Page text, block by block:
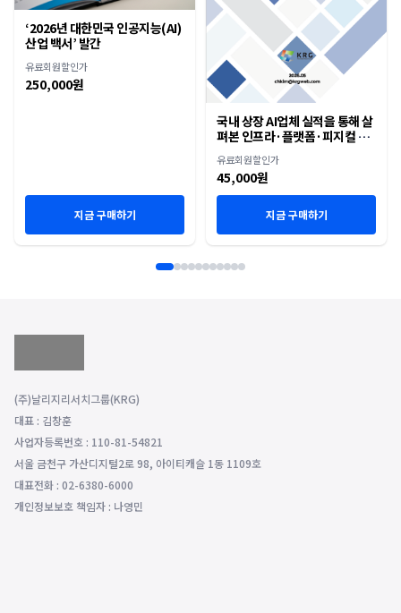
‘2026년 대한민국 인공지능(AI)
산업 백서’ 발간
유료회원할인가
250,000원
지금 구매하기
국내 상장 AI업체 실적을 통해 살
펴본 인프라·플랫폼·피지컬 AI
유료회원할인가
45,000원
지금 구매하기
(주)날리지리서치그룹(KRG)
대표 : 김창훈
사업자등록번호 : 110-81-54821
서울 금천구 가산디지털2로 98, 아이티캐슬 1동 1109호
대표전화 : 02-6380-6000
개인정보보호 책임자 : 나영민